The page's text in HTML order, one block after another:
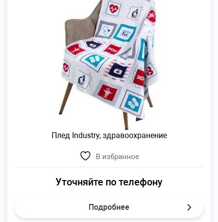
Плед Industry, здравоохранение
В избранное
Уточняйте по телефону
Подробнее